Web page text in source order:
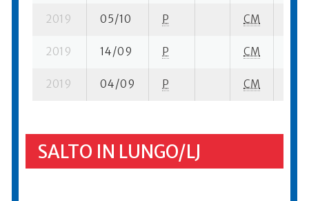
2019 05/10 P CM
2019 14/09 P CM
2019 04/09 P CM
SALTO IN LUNGO/LJ